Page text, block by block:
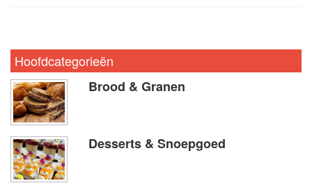
Hoofdcategorieën
Brood & Granen
Desserts & Snoepgoed